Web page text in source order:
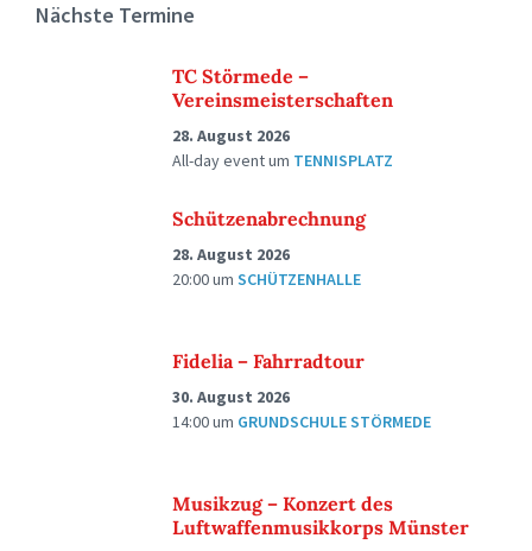
Nächste Termine
TC Störmede –
Vereinsmeisterschaften
28. August 2026
All-day eventum TENNISPLATZ
Schützenabrechnung
28. August 2026
20:00um SCHÜTZENHALLE
Fidelia – Fahrradtour
30. August 2026
14:00um GRUNDSCHULE STÖRMEDE
Musikzug – Konzert des
Luftwaffenmusikkorps Münster